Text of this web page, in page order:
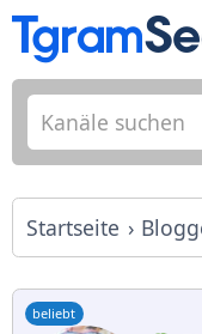
Startseite
beliebt